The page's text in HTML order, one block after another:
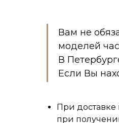
Вам не
моделей
В
Если Вы
При доставке
при